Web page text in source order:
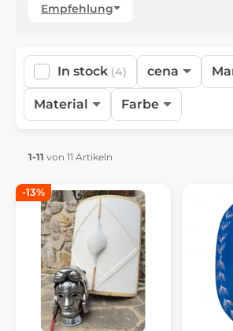
Empfehlung
In stock (4) cena
Material Farbe
1-11 von 11 Artikeln
-13%